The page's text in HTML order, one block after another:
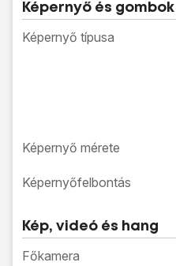
Képernyő és gombok
Képernyő típusa
Képernyő mérete
Képernyőfelbontás
Kép, videó és hang
Főkamera